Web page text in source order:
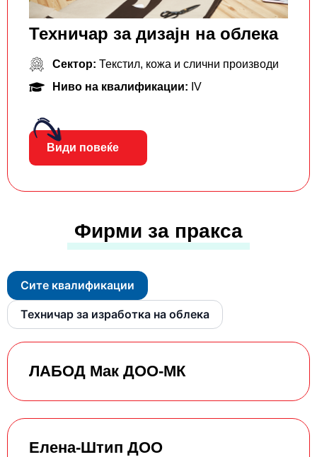
Техничар за дизајн на облека
Сектор: Текстил, кожа и слични производи
Ниво на квалификации: IV
Види повеќе
Фирми за пракса
Сите квалификации
Техничар за изработка на облека
ЛАБОД Мак ДОО-МК
Елена-Штип ДОО